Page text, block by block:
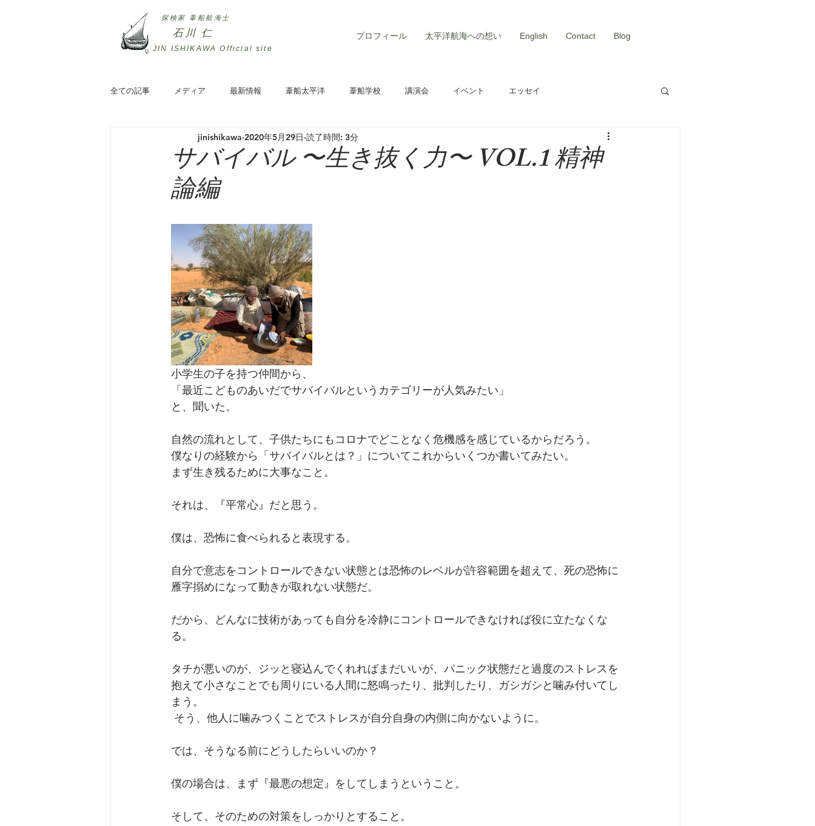
JIN ISHIKAWA ​Official site
石川 仁 プロフィール 太平洋航海への想い English Contact Blog
探検家 葦船航海士
全ての記事 メディア 最新情報 葦船太平洋 葦船学校 講演会 イベント エッセイ
サバイバル 〜生き抜く力〜 VOL.1 精神
論編
jinishikawa 2020年5月29日 読了時間: 3分
小学生の子を持つ仲間から、
「最近こどものあいだでサバイバルというカテゴリーが人気みたい」
と、聞いた。
自然の流れとして、子供たちにもコロナでどことなく危機感を感じているからだろう。
僕なりの経験から「サバイバルとは？」についてこれからいくつか書いてみたい。
まず生き残るために大事なこと。
それは、『平常心』だと思う。
僕は、恐怖に食べられると表現する。
自分で意志をコントロールできない状態とは恐怖のレベルが許容範囲を超えて、死の恐怖に
雁字搦めになって動きが取れない状態だ。
だから、どんなに技術があっても自分を冷静にコントロールできなければ役に立たなくな
る。
タチが悪いのが、ジッと寝込んでくれればまだいいが、パニック状態だと過度のストレスを
抱えて小さなことでも周りにいる人間に怒鳴ったり、批判したり、ガシガシと噛み付いてし
まう。
そう、他人に噛みつくことでストレスが自分自身の内側に向かないように。
では、そうなる前にどうしたらいいのか？
僕の場合は、まず『最悪の想定』をしてしまうということ。
そして、そのための対策をしっかりとすること。